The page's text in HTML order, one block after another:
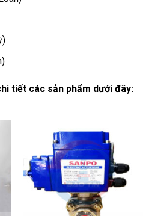
tiết các sản phẩm dưới đây: